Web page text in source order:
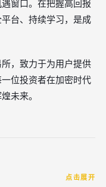
窗口。在把握高回报
台、持续学习，是成
，致力于为用户提供
位投资者在加密时代
未来。
点击展开